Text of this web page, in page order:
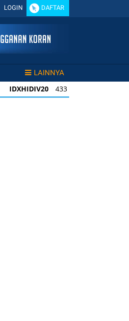
LOGIN DAFTAR
LAINNYA
IDXHIDIV20 433 -1,50
IDXHIDIV20 433 -1,50